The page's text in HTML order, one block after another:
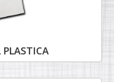
PLASTICA